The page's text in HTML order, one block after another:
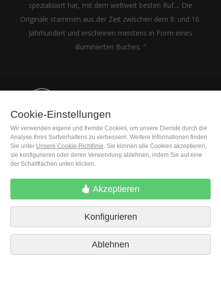
spezialisiert hat, mit dem weltweit besten Ruf.... Die
Originale stammen aus der Zeit zwischen dem 8. und 16.
Jahrhundert und erscheinen meistens in Form eines
illuminierten Buches. "
M. Moleiro Editor, S.A.
Travesera de Gracia, 17
E08021 Barcelona (Spain)
Cookie-Einstellungen
Wir verwenden eigene und fremde Cookies, um unsere Dienste durch die
Analyse Ihres Surfverhaltens zu verbessern. Weitere Informationen finden
Sie unter Unsere Cookie-Richtlinie. Sie können alle Cookies akzeptieren,
sie konfigurieren oder deren Verwendung ablehnen, indem Sie auf eine
der Schaltflächen unten klicken.
Akzeptieren
Konfigurieren
Ablehnen